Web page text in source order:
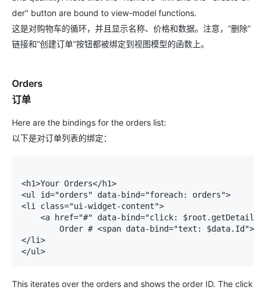
der" button are bound to view-model functions.
这是对购物车的循环，并且显示名称、价格和数据。注意，“删除”
链接和“创建订单”按钮都被绑定到视图模型的函数上。
Orders
订单
Here are the bindings for the orders list:
以下是对订单列表的绑定：
<h1>Your Orders</h1>
<ul id="orders" data-bind="foreach: orders">
<li class="ui-widget-content">
<a href="#" data-bind="click:
Order # <span data-bind="text:
</li>
</ul>
This iterates over the orders and shows the order ID. The click